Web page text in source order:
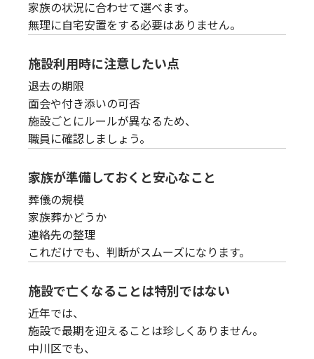
家族の状況に合わせて選べます。
無理に自宅安置をする必要はありません。
施設利用時に注意したい点
退去の期限
面会や付き添いの可否
施設ごとにルールが異なるため、
職員に確認しましょう。
家族が準備しておくと安心なこと
葬儀の規模
家族葬かどうか
連絡先の整理
これだけでも、判断がスムーズになります。
施設で亡くなることは特別ではない
近年では、
施設で最期を迎えることは珍しくありません。
中川区でも、